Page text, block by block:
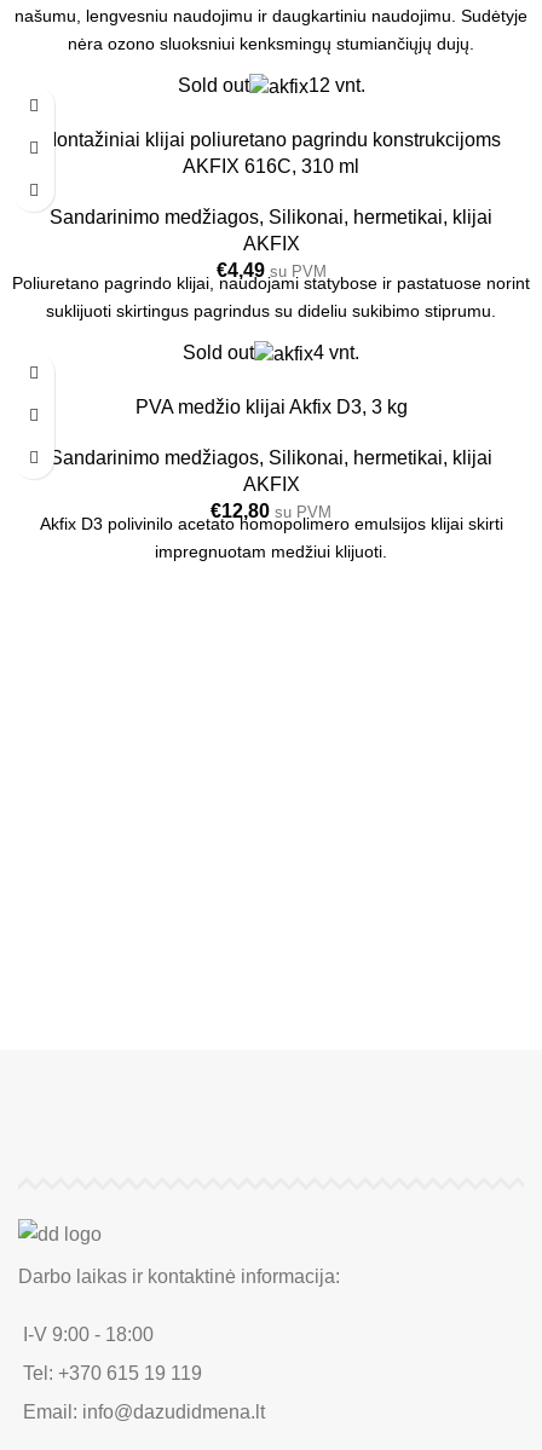
našumu, lengvesniu naudojimu ir daugkartiniu naudojimu. Sudėtyje
nėra ozono sluoksniui kenksmingų stumiančiųjų dujų.
Sold out 12 vnt.
Montažiniai klijai poliuretano pagrindu konstrukcijoms
AKFIX 616C, 310 ml
Sandarinimo medžiagos, Silikonai, hermetikai, klijai
AKFIX
€4,49 su PVM
Poliuretano pagrindo klijai, naudojami statybose ir pastatuose norint
suklijuoti skirtingus pagrindus su dideliu sukibimo stiprumu.
Sold out 4 vnt.
PVA medžio klijai Akfix D3, 3 kg
Sandarinimo medžiagos, Silikonai, hermetikai, klijai
AKFIX
€12,80 su PVM
Akfix D3 polivinilo acetato homopolimero emulsijos klijai skirti
impregnuotam medžiui klijuoti.
Darbo laikas ir kontaktinė informacija:
I-V 9:00 - 18:00
Tel: +370 615 19 119
Email: info@dazudidmena.lt